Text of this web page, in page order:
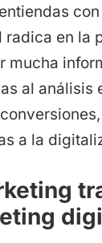
radica en la
mucha
al análisis
a la